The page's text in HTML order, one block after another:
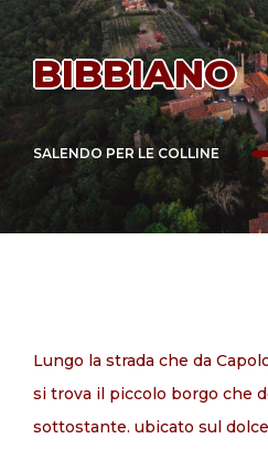
EVENTI
IL TERRITORIO
MAPPA
CONTATTI
IT
BIBBIANO
SALENDO PER LE COLLINE
Lungo la strada che da
si trova il piccolo borgo che
sottostante. ubicato sul